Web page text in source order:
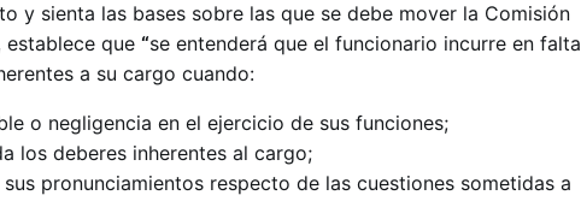
y sienta las bases sobre las que se debe mover la Comisión
que “se entenderá que el funcionario incurre en falta
a su cargo cuando:
o negligencia en el ejercicio de sus funciones;
los deberes inherentes al cargo;
pronunciamientos respecto de las cuestiones sometidas a